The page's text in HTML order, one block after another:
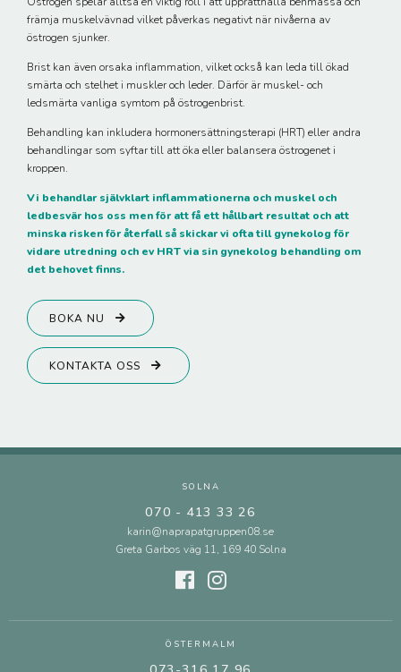
främja muskelvävnad vilket påverkas negativt när nivåerna av
östrogen sjunker.
Brist kan även orsaka inflammation, vilket också kan leda till ökad
smärta och stelhet i muskler och leder. Därför är muskel- och
ledsmärta vanliga symtom på östrogenbrist.
Behandling kan inkludera hormonersättningsterapi (HRT) eller andra
behandlingar som syftar till att öka eller balansera östrogenet i
kroppen.
Vi behandlar självklart inflammationerna och muskel och
ledbesvär hos oss men för att få ett hållbart resultat och att
minska risken för återfall så skickar vi ofta till gynekolog för
vidare utredning och ev HRT via sin gynekolog behandling om
det behovet finns.
BOKA NU
KONTAKTA OSS
SOLNA
070 - 413 33 26
karin@naprapatgruppen08.se
Greta Garbos väg 11, 169 40 Solna
ÖSTERMALM